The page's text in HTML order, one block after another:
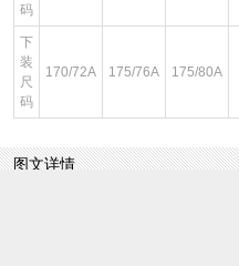
码
下
装
尺
码
170/72A 175/76A 175/80A
图文详情